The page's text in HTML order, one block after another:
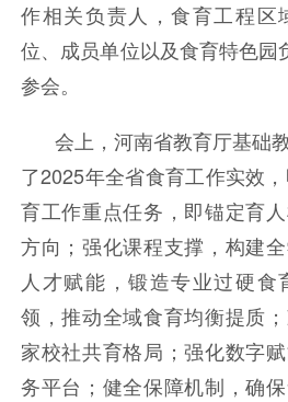
作相关负责人，食育工程区
位、成员单位以及食育特色园
参会。
会上，河南省教育厅基础
了2025年全省食育工作实效
育工作重点任务，即锚定育
方向；强化课程支撑，构建
人才赋能，锻造专业过硬食
领，推动全域食育均衡提质
家校社共育格局；强化数字
务平台；健全保障机制，确